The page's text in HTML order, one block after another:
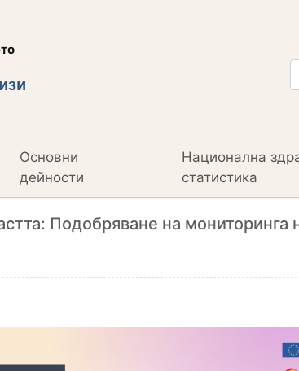
Основни
дейности
Национална
статистика
Подобряване на мониторинга